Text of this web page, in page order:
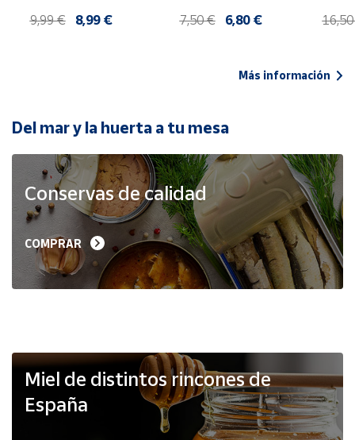
Bono
Cultural
de Correos
Market
Productos
Solidarios
Ayuda
Vendedores
Mapa de
9,99 € 8,99 € 7,50 € 6,80 €
Más información
Del mar y la huerta a tu mesa
Conservas de calidad
COMPRAR
Miel de distintos rincones de
España